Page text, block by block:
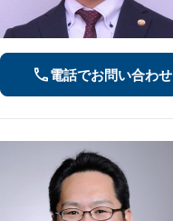
電話でお問い合わせ